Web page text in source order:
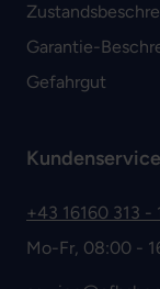
Garantie-
Gefahrgut
Kundenservice
+43 16160 313 -
Mo-Fr, 08:00 -